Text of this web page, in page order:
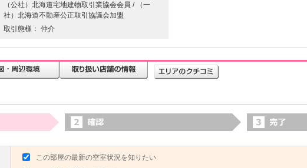
（公社）北海道宅地建物取引業協会会員 / （一
社）北海道不動産公正取引協議会加盟
取引態様： 仲介
この部屋の最新の空室状況を知りたい